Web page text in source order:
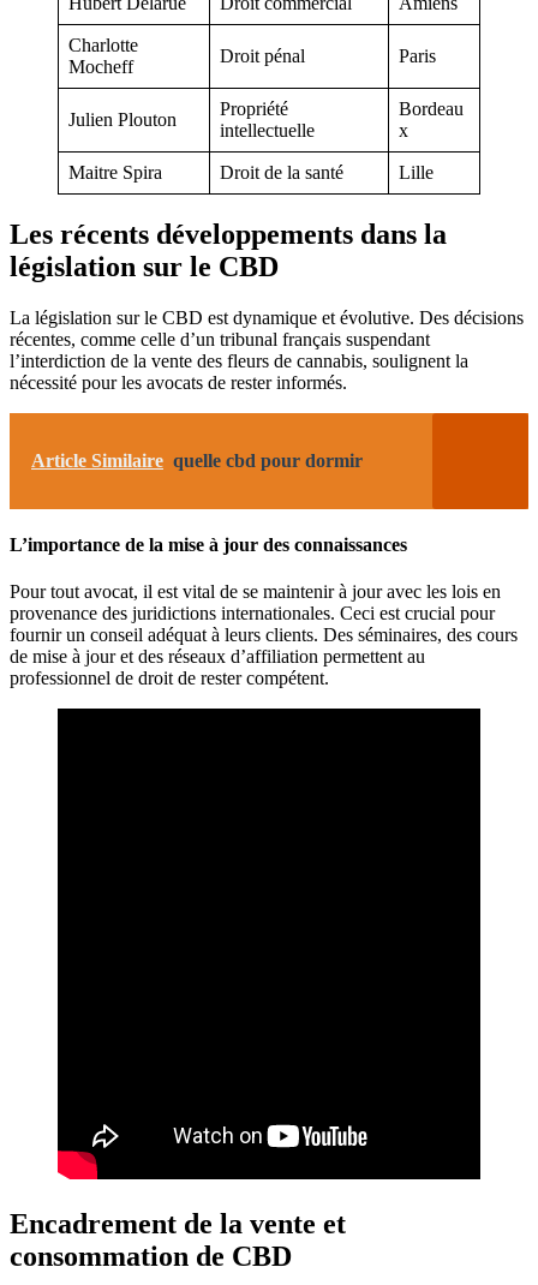
Charlotte
Mocheff
Droit pénal Paris
Julien Plouton
Propriété
intellectuelle
Bordeau
x
Maitre Spira Droit de la santé Lille
Les récents développements dans la
législation sur le CBD
La législation sur le CBD est dynamique et évolutive. Des décisions
récentes, comme celle d’un tribunal français suspendant
l’interdiction de la vente des fleurs de cannabis, soulignent la
nécessité pour les avocats de rester informés.
Article Similaire quelle cbd pour dormir
L’importance de la mise à jour des connaissances
Pour tout avocat, il est vital de se maintenir à jour avec les lois en
provenance des juridictions internationales. Ceci est crucial pour
fournir un conseil adéquat à leurs clients. Des séminaires, des cours
de mise à jour et des réseaux d’affiliation permettent au
professionnel de droit de rester compétent.
Encadrement de la vente et
consommation de CBD